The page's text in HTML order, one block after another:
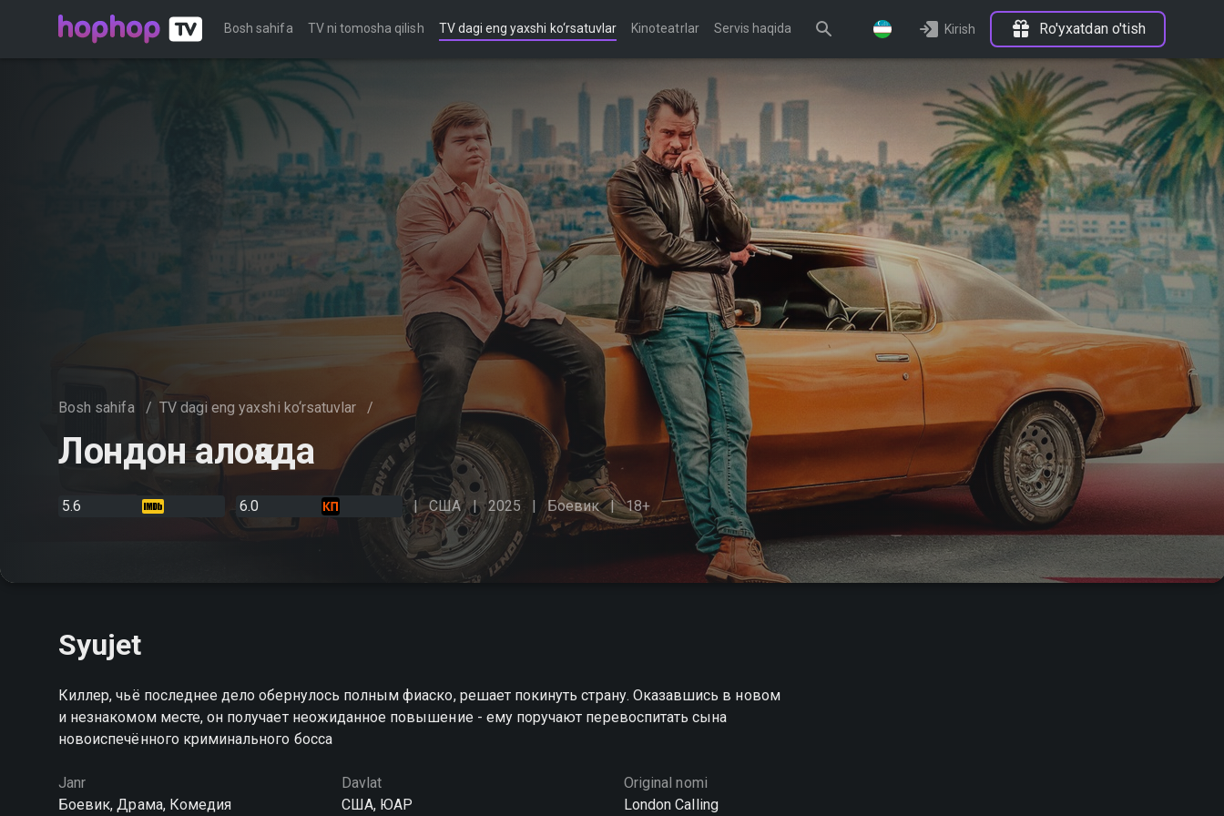
Bosh sahifa TV ni tomosha qilish TV dagi eng yaxshi ko‘rsatuvlar Kinoteatrlar Servis haqida Kirish Ro'yxatdan o'tish
Bosh sahifa / TV dagi eng yaxshi ko‘rsatuvlar /
Лондон алоқада
5.6 6.0 США 2025 Боевик 18+
Syujet
Киллер, чьё последнее дело обернулось полным фиаско, решает покинуть страну. Оказавшись в новом
и незнакомом месте, он получает неожиданное повышение - ему поручают перевоспитать сына
новоиспечённого криминального босса
Janr
Боевик, Драма, Комедия
Davlat
США, ЮАР
Original nomi
London Calling